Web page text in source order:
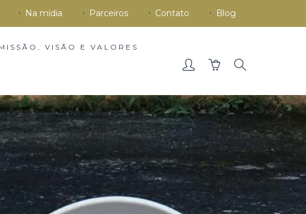
Na mídia Parceiros Contato Blog
VISÃO E VALORES